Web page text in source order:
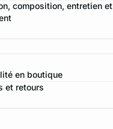
composition, entretien et
en boutique
et retours